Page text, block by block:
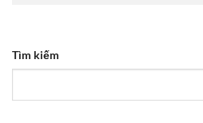
Tìm kiếm